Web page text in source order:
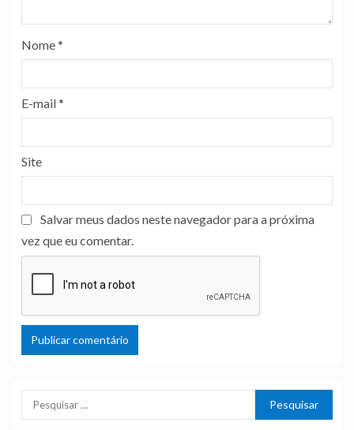
Nome*
E-mail*
Site
Salvar meus dados neste navegador para a próxima
vez que eu comentar.